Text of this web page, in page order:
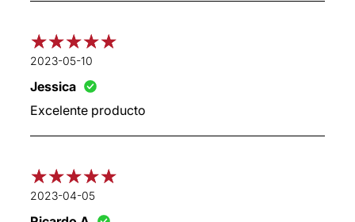
2023-05-10
Jessica
Excelente producto
2023-04-05